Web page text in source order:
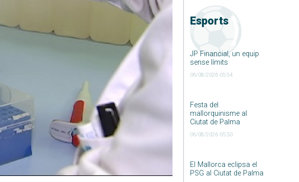
Esports
JP Financial, un equip
sense límits
06/08/2026 05:54
Festa del
mallorquinisme al
Ciutat de Palma
06/08/2026 05:50
El Mallorca eclipsa el
PSG al Ciutat de Palma